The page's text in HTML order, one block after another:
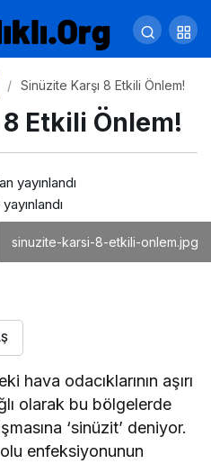
Sinüzite Karşı 8 Etkili Önlem!
Etkili Önlem!
yayınlandı
yayınlandı
sinuzite-karsi-8-etkili-onlem.jpg
hava odacıklarının aşırı
olarak bu bölgelerde
‘sinüzit’ deniyor.
enfeksiyonunun
engelli bireylere